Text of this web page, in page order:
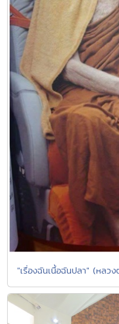
"เรื่องฉันเนื้อฉันปลา" (หล